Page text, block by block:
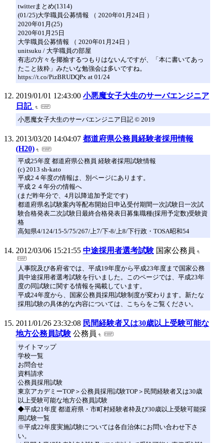
twitterまとめ(1314)
(01/25)大学職員公募情報 （ 2020年01月24日 ）
2020年01月(25)
2020年01月25日
大学職員公募情報 （ 2020年01月24日 ）
unitsuku / 大学職員の部屋
有志の方々を揶揄するつもりはないんですが、「本に書いてあっ
たこと抜粋」みたいな勉強会は多いですね。
https://t.co/PizBRUDQPx at 01/24
2019/01/01 12:43:00 小悪魔女子大生のサーバエンジニア
日記
小悪魔女子大生のサーバエンジニア日記 © 2019
2013/03/20 14:04:07 都道府県公務員経験者採用情報
(H20)
平成25年度 都道府県公務員 経験者採用試験情報
(c) 2013 sh-kato
平成2４年度の情報は、別ページにあります。
平成２４年分の情報へ
(まだ昨年分で、4月以降追加予定です)
都道府県名試験案内等配布開始日申込受付期間一次試験日一次試
験合格発表二次試験日最終合格発表日募集職種(採用予定数)受験資
格
高知県4/124/15-5/75/267/上7/下-8/上8/下行政・TOSA昭和54
2012/03/06 15:21:55 中途採用者選考試験 国家公務員
人事院及び各府省では、平成19年度から平成23年度まで国家公務
員中途採用者選考試験を行いました。このページでは、平成23年
度の同試験に関する情報を掲載しています。
平成24年度から、国家公務員採用試験制度が変わります。新たな
採用試験の具体的な内容については、こちらをご覧ください。
2011/01/26 23:32:08 民間経験者又は30歳以上受験可能な
地方公務員試験 公務員
サイトマップ
学校一覧
お問合せ
資料請求
公務員採用試験
東京アカデミーTOP＞公務員採用試験TOP＞民間経験者又は30歳
以上受験可能な地方公務員試験
◆平成21年度 都道府県・市町村経験者枠及び30歳以上受験可能採
用試験一覧
※平成22年度実施試験については各自治体にお問い合わせ下さ
い。